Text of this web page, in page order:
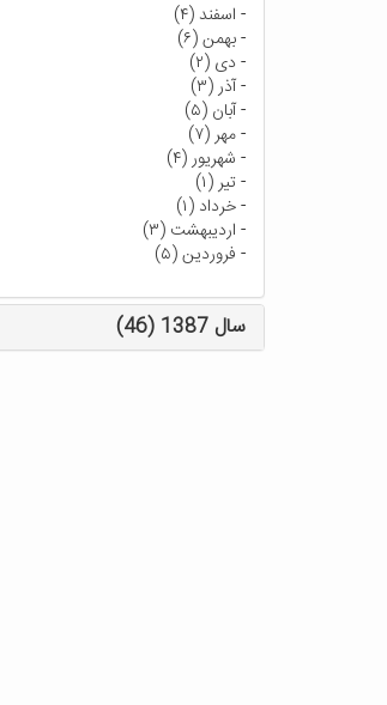
- اسفند (۴)
-بهمن (۶)
- دی (۲)
-آذر (۳)
-آبان (۵)
-مهر (۷)
- شهریور (۴)
-تیر (۱)
-خرداد (۱)
- اردیبهشت (۳)
- فروردین (۵)
سال 1387 (46)